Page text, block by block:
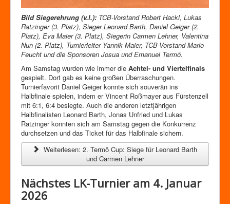
Bild Siegerehrung (v.l.): TCB-Vorstand Robert Hackl, Lukas
Ratzinger (3. Platz), Sieger Leonard Barth, Daniel Geiger (2.
Platz), Eva Maier (3. Platz), Siegerin Carmen Lehner, Valentina
Nun (2. Platz), Turnierleiter Yannik Maier, TCB-Vorstand Mario
Feucht und die Sponsoren Josua und Emanuel Termö.
Am Samstag wurden wie immer die Achtel- und Viertelfinals
gespielt. Dort gab es keine großen Überraschungen.
Turnierfavorit Daniel Geiger konnte sich souverän ins
Halbfinale spielen, indem er Vincent Roßmayer aus Fürstenzell
mit 6:1, 6:4 besiegte. Auch die anderen letztjährigen
Halbfinalisten Leonard Barth, Jonas Unfried und Lukas
Ratzinger konnten sich am Samstag gegen die Konkurrenz
durchsetzen und das Ticket für das Halbfinale sichern.
Weiterlesen: 2. Termö Cup: Siege für Leonard Barth
und Carmen Lehner
Nächstes LK-Turnier am 4. Januar
2026